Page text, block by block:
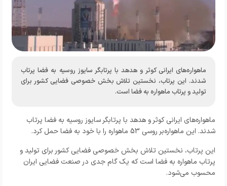
ماهواره‌های ایرانی کوثر و هدهد با پرتابگر سایوز روسیه به فضا پرتاب
شدند. این پرتاب، نخستین تلاش بخش خصوصی فضایی کشور برای
تولید و پرتاب ماهواره به فضا است.
ماهواره‌های ایرانی کوثر و هدهد با پرتابگر سایوز روسیه به فضا پرتاب
شدند. این ماهواره‌بر روسی 53 ماهواره را با خود به فضا حمل کرد.
این پرتاب، نخستین تلاش بخش خصوصی فضایی کشور برای تولید و
پرتاب ماهواره به فضا است که یک گام جدی در صنعت فضایی ایران
محسوب می‌شود.